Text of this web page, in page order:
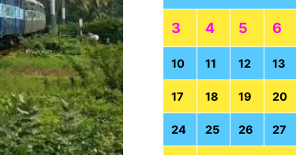
3 4 5 6
10 11 12 13
17 18 19 20
24 25 26 27